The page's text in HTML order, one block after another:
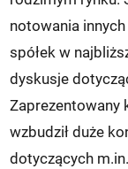
notowania
spółek w
dyskusje
Zaprezentowany
wzbudził duże
dotyczących